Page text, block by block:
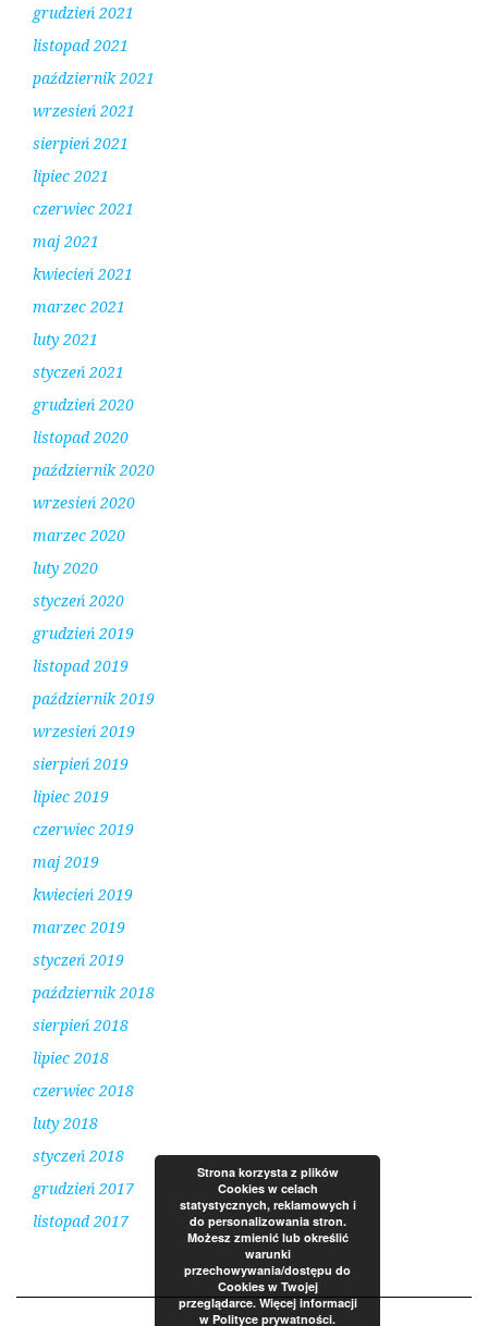
grudzień 2021
listopad 2021
październik 2021
wrzesień 2021
sierpień 2021
lipiec 2021
czerwiec 2021
maj 2021
kwiecień 2021
marzec 2021
luty 2021
styczeń 2021
grudzień 2020
listopad 2020
październik 2020
wrzesień 2020
marzec 2020
luty 2020
styczeń 2020
grudzień 2019
listopad 2019
październik 2019
wrzesień 2019
sierpień 2019
lipiec 2019
czerwiec 2019
maj 2019
kwiecień 2019
marzec 2019
styczeń 2019
październik 2018
sierpień 2018
lipiec 2018
czerwiec 2018
luty 2018
styczeń 2018
grudzień 2017
listopad 2017
Strona korzysta z plików
Cookies w celach
statystycznych, reklamowych i
do personalizowania stron.
Możesz zmienić lub określić
warunki
przechowywania/dostępu do
Cookies w Twojej
przeglądarce. Więcej informacji
w Polityce prywatności.